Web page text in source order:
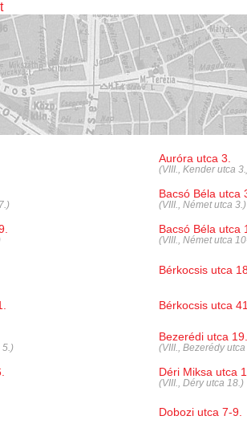
Auróra utca 3.
(VIII., Kender utca
Bacsó Béla utca
(VIII., Német utca 3.)
Bacsó Béla utca
(VIII., Német utca
Bérkocsis utca
Bérkocsis utca
5.)
Bezerédi utca 19.
(VIII., Bezerédy
Déri Miksa utca
(VIII., Déry utca 18.)
Dobozi utca 7-9.